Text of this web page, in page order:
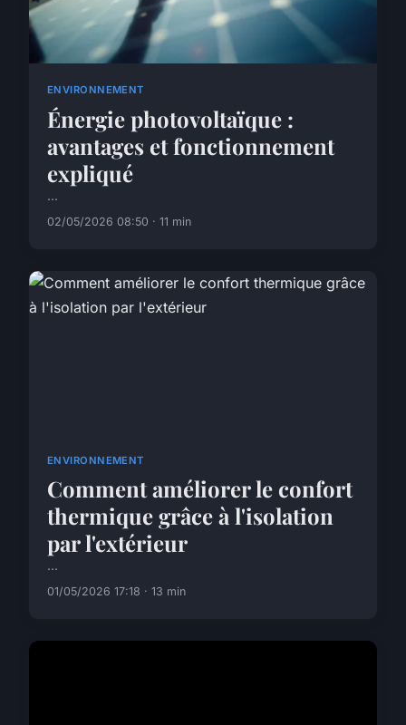
ENVIRONNEMENT
Énergie photovoltaïque :
avantages et fonctionnement
expliqué
...
02/05/2026 08:50 · 11 min
ENVIRONNEMENT
Comment améliorer le confort
thermique grâce à l'isolation
par l'extérieur
...
01/05/2026 17:18 · 13 min